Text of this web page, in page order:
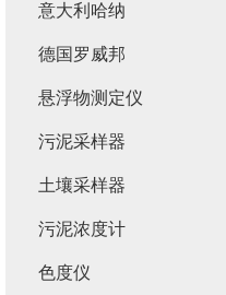
意大利哈纳
德国罗威邦
悬浮物测定仪
污泥采样器
土壤采样器
污泥浓度计
色度仪